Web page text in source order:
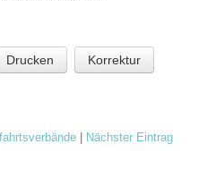
Drucken
Korrektur
| Nächster Eintrag